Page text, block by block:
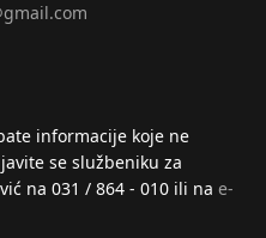
informacije koje ne
se službeniku za
na 031 / 864 - 010 ili na e-